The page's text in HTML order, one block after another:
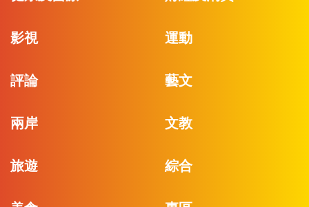
影視 運動
評論 藝文
兩岸 文教
旅遊 綜合